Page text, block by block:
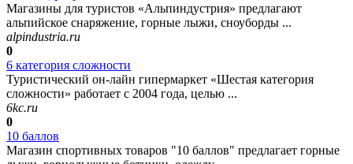
Магазины для туристов «Альпиндустрия» предлагают
альпийское снаряжение, горные лыжи, сноуборды ...
alpindustria.ru
0
6 категория сложности
Туристический он-лайн гипермаркет «Шестая категория
сложности» работает с 2004 года, целью ...
6kc.ru
0
10 баллов
Магазин спортивных товаров "10 баллов" предлагает горные